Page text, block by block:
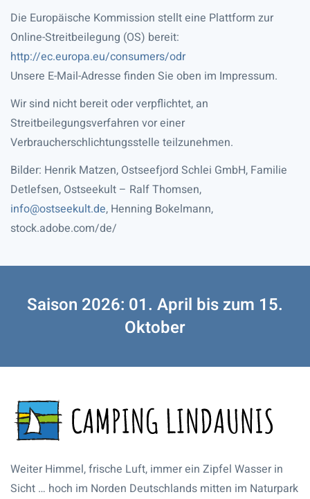
Die Europäische Kommission stellt eine Plattform zur
Online-Streitbeilegung (OS) bereit:
http://ec.europa.eu/consumers/odr
Unsere E-Mail-Adresse finden Sie oben im Impressum.
Wir sind nicht bereit oder verpflichtet, an
Streitbeilegungsverfahren vor einer
Verbraucherschlichtungsstelle teilzunehmen.
Bilder: Henrik Matzen, Ostseefjord Schlei GmbH, Familie
Detlefsen, Ostseekult – Ralf Thomsen,
info@ostseekult.de, Henning Bokelmann,
stock.adobe.com/de/
Saison 2026: 01. April bis zum 15.
Oktober
Weiter Himmel, frische Luft, immer ein Zipfel Wasser in
Sicht … hoch im Norden Deutschlands mitten im Naturpark